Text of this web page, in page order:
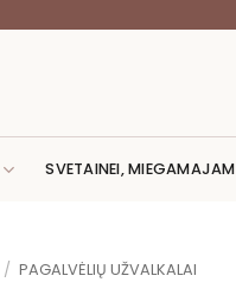
SVETAINEI, MIEGAMAJAM
/ PAGALVĖLIŲ UŽVALKALAI